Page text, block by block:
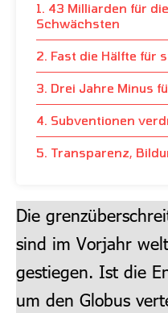
1. 43 Milliarden für
Schwächsten
2. Fast die Hälfte für
3. Drei Jahre Minus
4. Subventionen
5. Transparenz,
Die
sind im Vorjahr
gestiegen. Ist die
um den Globus